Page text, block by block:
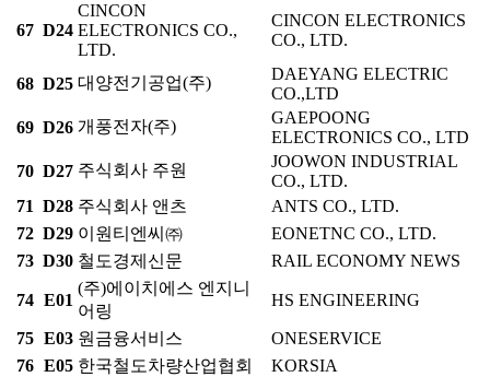
67 D24
CINCON
ELECTRONICS CO.,
LTD.
CINCON ELECTRONICS
CO., LTD.
68 D25 대양전기공업(주)
DAEYANG ELECTRIC
CO.,LTD
69 D26 개풍전자(주)
GAEPOONG
ELECTRONICS CO., LTD
70 D27 주식회사 주원
JOOWON INDUSTRIAL
CO., LTD.
71 D28 주식회사 앤츠
ANTS CO., LTD.
72 D29 이원티엔씨㈜
EONETNC CO., LTD.
73 D30 철도경제신문 RAIL ECONOMY NEWS
74 E01
(주)에이치에스 엔지니
어링
HS ENGINEERING
75 E03 원금융서비스
ONESERVICE
76 E05 한국철도차량산업협회
KORSIA